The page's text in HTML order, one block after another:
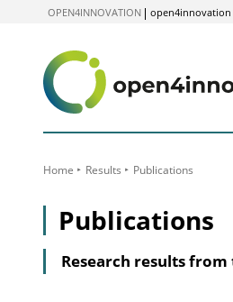
OPEN4INNOVATION open4innovation
Show
Home Results Publications
Publications
Research results